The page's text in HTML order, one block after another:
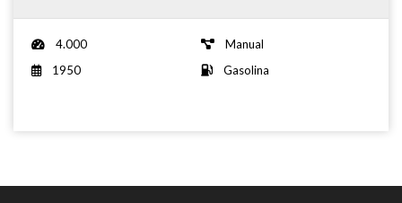
4.000
Manual
1950
Gasolina